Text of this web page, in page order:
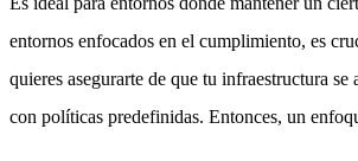
entornos enfocados en el cumplimiento, es
quieres asegurarte de que tu infraestructura se
con políticas predefinidas. Entonces, un